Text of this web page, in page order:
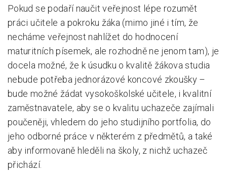
Pokud se podaří naučit veřejnost lépe rozumět
práci učitele a pokroku žáka (mimo jiné i tím, že
necháme veřejnost nahlížet do hodnocení
maturitních písemek, ale rozhodně ne jenom tam), je
docela možné, že k úsudku o kvalitě žákova studia
nebude potřeba jednorázové koncové zkoušky –
bude možné žádat vysokoškolské učitele, i kvalitní
zaměstnavatele, aby se o kvalitu uchazeče zajímali
poučeněji, vhledem do jeho studijního portfolia, do
jeho odborné práce v některém z předmětů, a také
aby informovaně hleděli na školy, z nichž uchazeč
přichází.